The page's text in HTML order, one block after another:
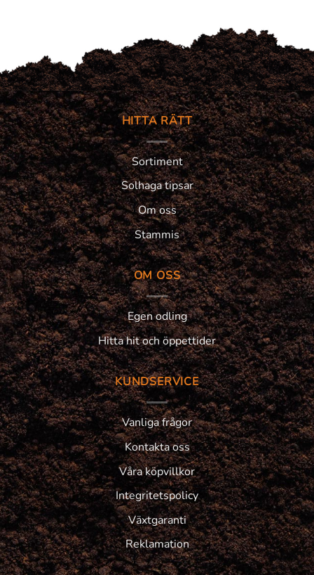
HITTA RÄTT
Sortiment
Solhaga tipsar
Om oss
Stammis
OM OSS
Egen odling
Hitta hit och öppettider
KUNDSERVICE
Vanliga frågor
Kontakta oss
Våra köpvillkor
Integritetspolicy
Växtgaranti
Reklamation